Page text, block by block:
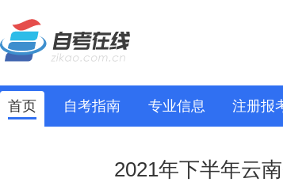
首页 自考指南 专业信息 注册报
2021年下半年云